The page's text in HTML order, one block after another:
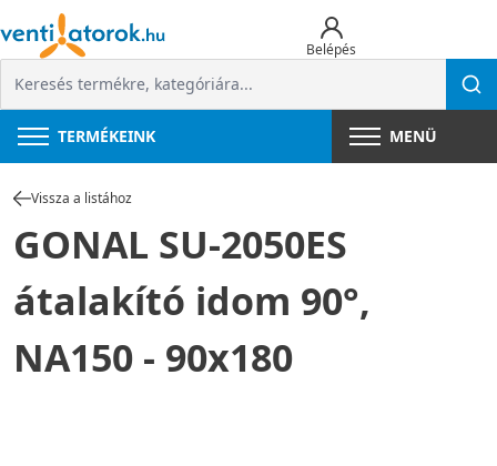
Belépés
TERMÉKEINK MENÜ
Vissza a listához
GONAL SU-2050ES
átalakító idom 90°,
NA150 - 90x180